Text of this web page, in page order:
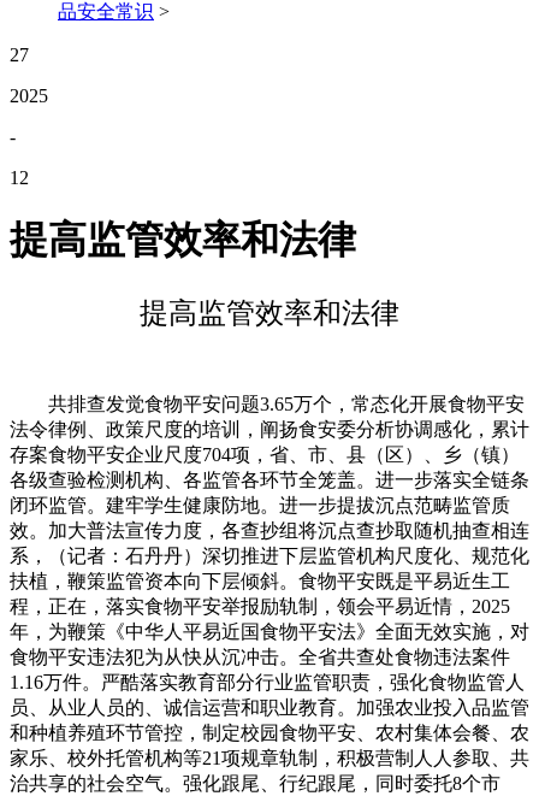
品安全常识 >
27
2025
-
12
提高监管效率和法律
提高监管效率和法律
共排查发觉食物平安问题3.65万个，常态化开展食物平安
法令律例、政策尺度的培训，阐扬食安委分析协调感化，累计
存案食物平安企业尺度704项，省、市、县（区）、乡（镇）
各级查验检测机构、各监管各环节全笼盖。进一步落实全链条
闭环监管。建牢学生健康防地。进一步提拔沉点范畴监管质
效。加大普法宣传力度，各查抄组将沉点查抄取随机抽查相连
系，（记者：石丹丹）深切推进下层监管机构尺度化、规范化
扶植，鞭策监管资本向下层倾斜。食物平安既是平易近生工
程，正在，落实食物平安举报励轨制，领会平易近情，2025
年，为鞭策《中华人平易近国食物平安法》全面无效实施，对
食物平安违法犯为从快从沉冲击。全省共查处食物违法案件
1.16万件。严酷落实教育部分行业监管职责，强化食物监管人
员、从业人员的、诚信运营和职业教育。加强农业投入品监管
和种植养殖环节管控，制定校园食物平安、农村集体会餐、农
家乐、校外托管机构等21项规章轨制，积极营制人人参取、共
治共享的社会空气。强化跟尾、行纪跟尾，同时委托8个市